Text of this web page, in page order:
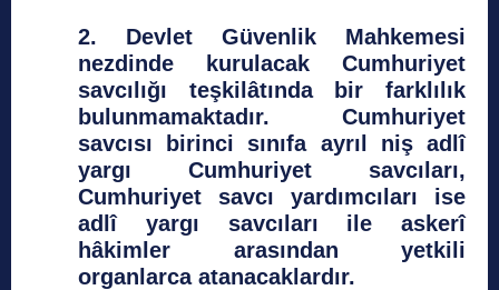
2. Devlet Güvenlik Mahkemesi
nezdinde kurulacak Cumhuriyet
savcılığı teşkilâtında bir farklılık
bulunmamaktadır. Cumhuriyet
savcısı birinci sınıfa ayrıl niş adlî
yargı Cumhuriyet savcıları,
Cumhuriyet savcı yardımcıları ise
adlî yargı savcıları ile askerî
hâkimler arasından yetkili
organlarca atanacaklardır.